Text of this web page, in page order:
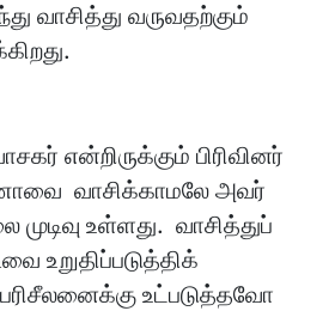
வாசித்து வருவதற்கும்
என்றிருக்கும் பிரிவினர்
வாசிக்காமலே அவர்
முடிவு உள்ளது. வாசித்துப்
உறுதிப்படுத்திக்
உட்படுத்தவோ